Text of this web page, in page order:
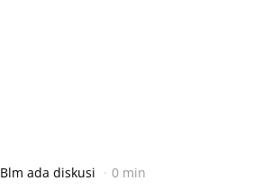
Blm ada diskusi 0 min